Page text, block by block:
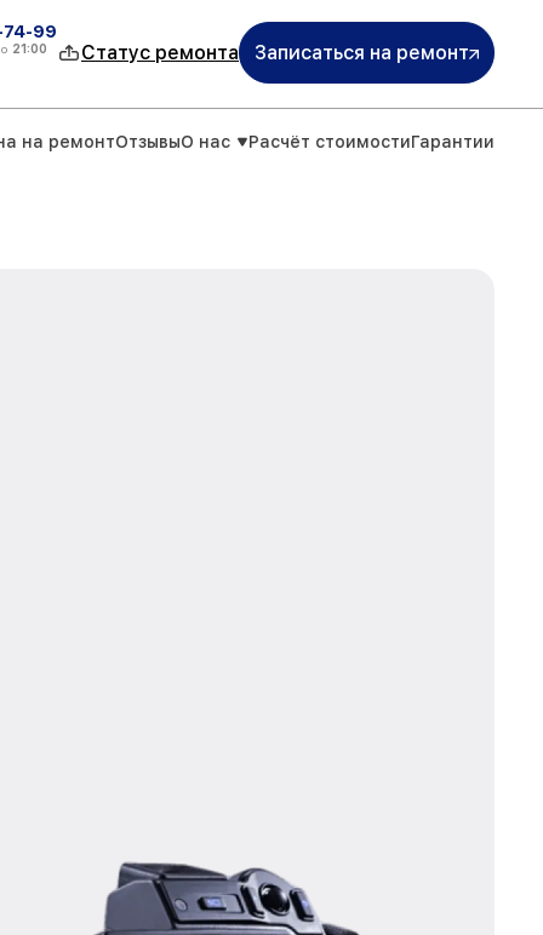
74-99
21:00 Статус ремонта Записаться на ремонт
на ремонтОтзывыО нас Расчёт стоимостиГарантии